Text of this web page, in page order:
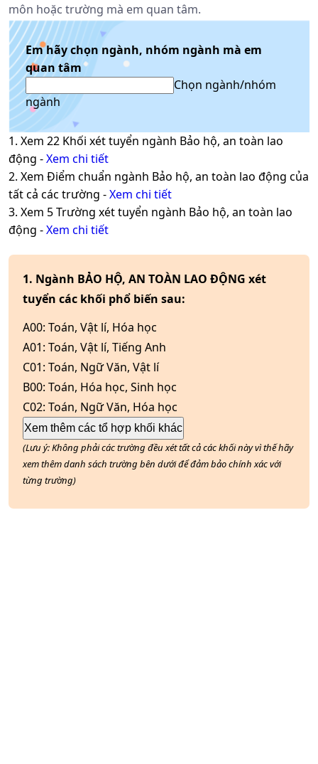
môn hoặc trường mà em quan tâm.
Em hãy chọn ngành, nhóm ngành mà em
quan tâm
Chọn ngành/nhóm
ngành
1. Xem 22 Khối xét tuyển ngành Bảo hộ, an toàn lao
động -Xem chi tiết
2. Xem Điểm chuẩn ngành Bảo hộ, an toàn lao động của
tất cả các trường -Xem chi tiết
3. Xem 5Trường xét tuyển ngành Bảo hộ, an toàn lao
động -Xem chi tiết
1. Ngành BẢO HỘ, AN TOÀN LAO ĐỘNG xét
tuyển các khối phổ biến sau:
A00: Toán, Vật lí, Hóa học
A01: Toán, Vật lí, Tiếng Anh
C01: Toán, Ngữ Văn, Vật lí
B00: Toán, Hóa học, Sinh học
C02: Toán, Ngữ Văn, Hóa học
Xem thêm các tổ hợp khối khác
(Lưu ý: Không phải các trường đều xét tất cả các khối này vì thế hãy
xem thêm danh sách trường bên dưới để đảm bảo chính xác với
từng trường)